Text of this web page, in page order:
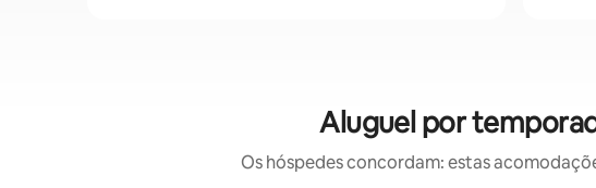
Aluguel por
Os hóspedes concordam: estas